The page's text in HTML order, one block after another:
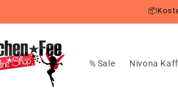
% Sale Nivona